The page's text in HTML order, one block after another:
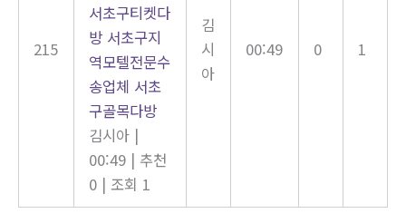
215
서초구티켓다
방 서초구지
역모텔전문수
송업체 서초
구골목다방
김시아 |
00:49 | 추천
0 | 조회 1
김
시
아
00:49 0 1